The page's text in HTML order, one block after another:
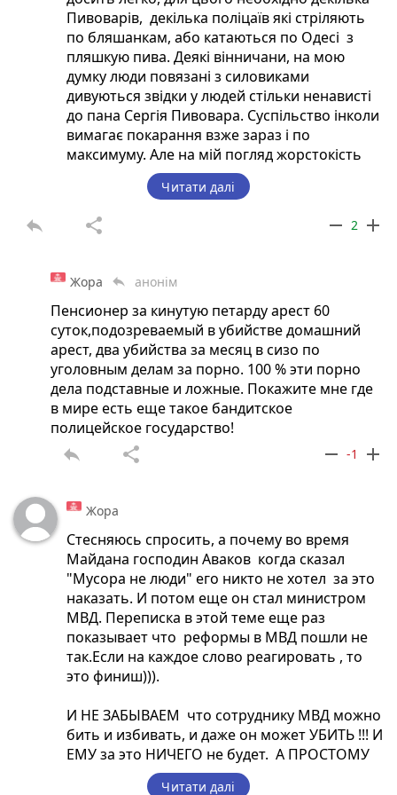
Пивоварів, декілька поліцаїв які стріляють
по бляшанкам, або катаються по Одесі з
пляшкую пива. Деякі вінничани, на мою
думку люди повязані з силовиками
дивуються звідки у людей стільки ненависті
до пана Сергія Пивовара. Суспільство інколи
вимагає покарання взже зараз і по
максимуму. Але на мій погляд жорстокість
породжує ненависть та таку ж жорстокість.
Переглянувши матеріал Микити Панасенко
зацікавило хто ж взявся захищати пана
Пивовара. Так , це Володимир Жуков,
Інколи виникає думка, чому люди йдуть у
поліцію, чому пан Жуков става поліцейським
а не інженером? Чому люди у формі
дозволяють собі розпускати руки на людей
яких вони мають захищати?
Переглянув ухвалу суду. Шкода, але виходячи
з матеріалів, а саме там сказано що удар був
один, витребовані адвокатом експертизи, не
бажання свідків давати покази , за місяць,
два ми отримаємо перекваліфікацію
необережність. Враховуючи що пан Сергій
Пивовар є учасником бойових дій, пан
адвокат розповість про утримання матері,
максимум це 3 роки. Враховуючи термін
слідства, і т д , закон Савченко, сидіти буде
десь міс 6. Що мене особисто дратує, це
реакція силовиків, керівництва прокуратури,
ДБР. Пенсіонер за кинуту пітарду отримує 60
діб Сізо, а поліцейський який має можливість
тиснути на свідків та експертів отримує
реформа поліції майже провалена, що люди
які там працюють на зразок тих що
пострілом по бляшанкам вбили дитину
мають нести найсуворішу відповідальність,
Читати далі
reply share remove 2 add
Жора reply анонім
Пенсионер за кинутую петарду арест 60
суток,подозреваемый в убийстве домашний
арест, два убийства за месяц в сизо по
уголовным делам за порно. 100 % эти порно
дела подставные и ложные. Покажите мне где
в мире есть еще такое бандитское
полицейское государство!
reply share remove -1 add
Жора
Стесняюсь спросить, а почему во время
Майдана господин Аваков когда сказал
"Мусора не люди" его никто не хотел за это
наказать. И потом еще он стал министром
МВД. Переписка в этой теме еще раз
показывает что реформы в МВД пошли не
так.Если на каждое слово реагировать , то
это финиш))).
И НЕ ЗАБЫВАЕМ что сотруднику МВД можно
бить и избивать, и даже он может УБИТЬ !!! И
ЕМУ за это НИЧЕГО не будет. А ПРОСТОМУ
человеку не то что ударить, даже ну как бы
Читати далі